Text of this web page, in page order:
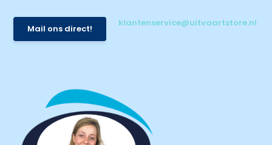
Mail ons direct!
klantenservice@uitvaartstore.nl